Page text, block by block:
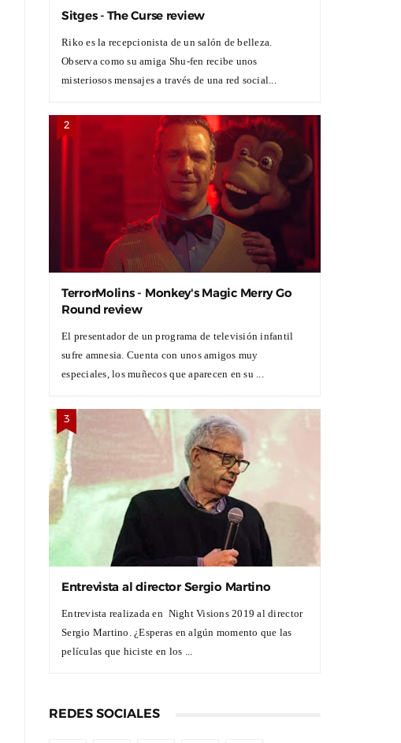
Sitges - The Curse review
Riko es la recepcionista de un salón de belleza.
Observa como su amiga Shu-fen recibe unos
misteriosos mensajes a través de una red social...
TerrorMolins - Monkey's Magic Merry Go
Round review
El presentador de un programa de televisión infantil
sufre amnesia. Cuenta con unos amigos muy
especiales, los muñecos que aparecen en su ...
Entrevista al director Sergio Martino
Entrevista realizada en Night Visions 2019 al director
Sergio Martino. ¿Esperas en algún momento que las
películas que hiciste en los ...
REDES SOCIALES